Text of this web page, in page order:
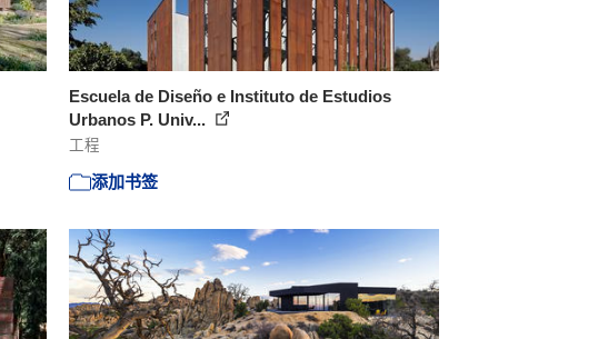
Escuela de Diseño e Instituto de Estudios
Urbanos P. Univ...
工程
添加书签